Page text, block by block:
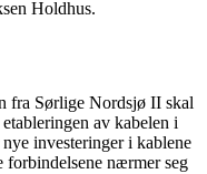
Holdhus.
fra Sørlige Nordsjø II skal
av kabelen i
investeringer i kablene
nærmer seg